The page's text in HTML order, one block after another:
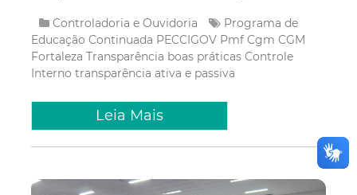
Controladoria e Ouvidoria
Programa de
Educação Continuada PECCIGOV Pmf Cgm CGM
Fortaleza Transparência boas práticas Controle
Interno transparência ativa e passiva
Leia Mais